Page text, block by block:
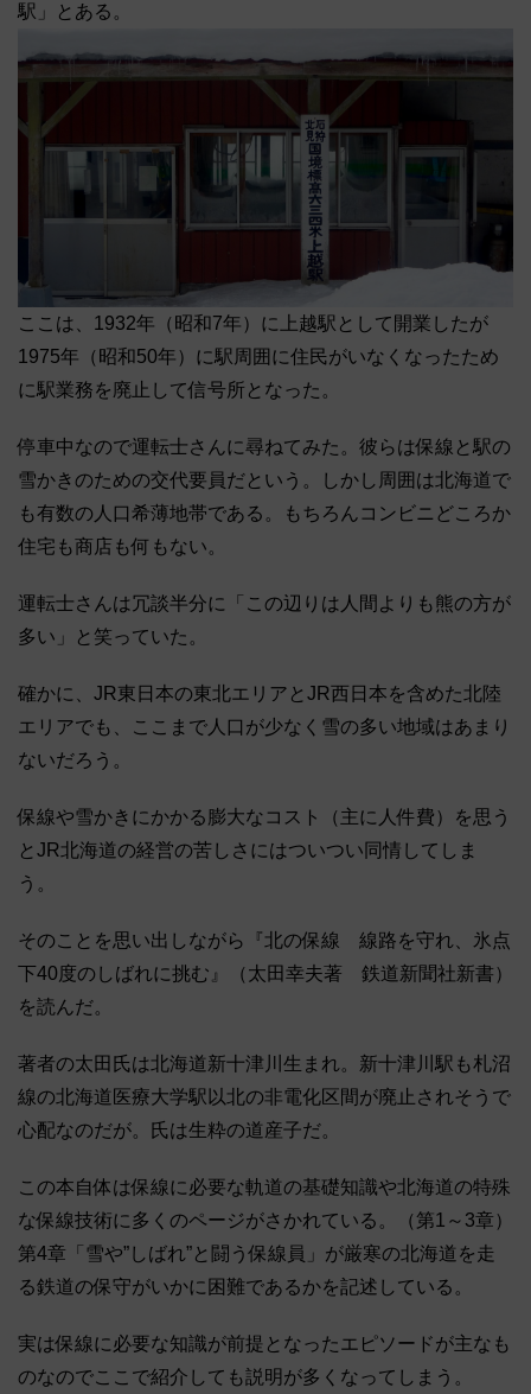
駅」とある。
ここは、1932年（昭和7年）に上越駅として開業したが
1975年（昭和50年）に駅周囲に住民がいなくなったため
に駅業務を廃止して信号所となった。
停車中なので運転士さんに尋ねてみた。彼らは保線と駅の
雪かきのための交代要員だという。しかし周囲は北海道で
も有数の人口希薄地帯である。もちろんコンビニどころか
住宅も商店も何もない。
運転士さんは冗談半分に「この辺りは人間よりも熊の方が
多い」と笑っていた。
確かに、JR東日本の東北エリアとJR西日本を含めた北陸
エリアでも、ここまで人口が少なく雪の多い地域はあまり
ないだろう。
保線や雪かきにかかる膨大なコスト（主に人件費）を思う
とJR北海道の経営の苦しさにはついつい同情してしま
う。
そのことを思い出しながら『北の保線 線路を守れ、氷点
下40度のしばれに挑む』（太田幸夫著 鉄道新聞社新書）
を読んだ。
著者の太田氏は北海道新十津川生まれ。新十津川駅も札沼
線の北海道医療大学駅以北の非電化区間が廃止されそうで
心配なのだが。氏は生粋の道産子だ。
この本自体は保線に必要な軌道の基礎知識や北海道の特殊
な保線技術に多くのページがさかれている。（第1～3章）
第4章「雪や”しばれ”と闘う保線員」が厳寒の北海道を走
る鉄道の保守がいかに困難であるかを記述している。
実は保線に必要な知識が前提となったエピソードが主なも
のなのでここで紹介しても説明が多くなってしまう。